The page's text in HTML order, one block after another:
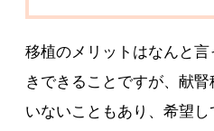
移植のメリットはなんと
きできることですが、献
いないこともあり、希望